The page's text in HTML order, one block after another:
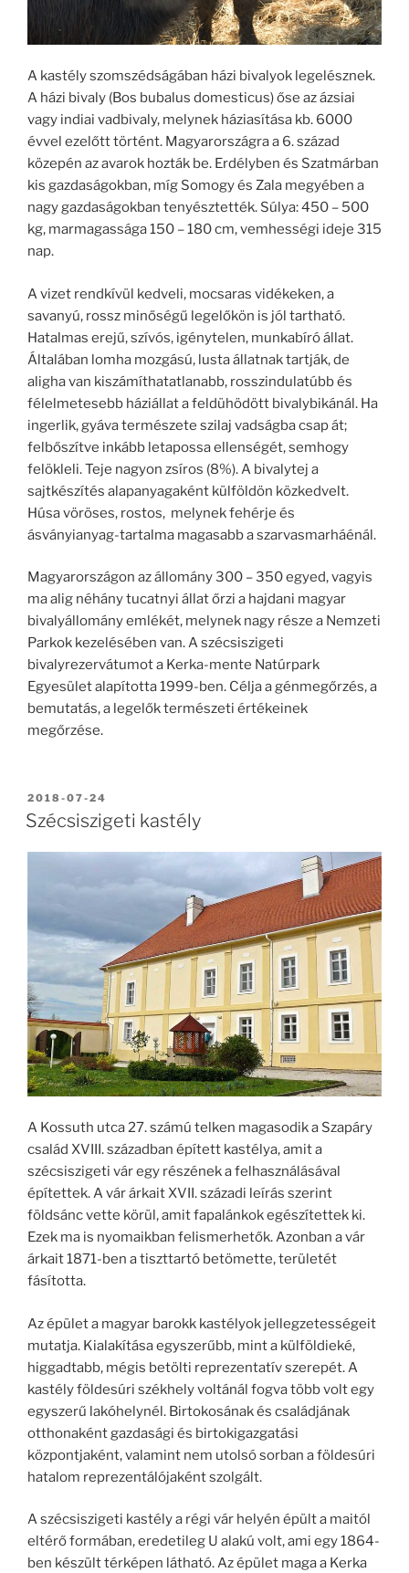
A kastély szomszédságában házi bivalyok legelésznek.
A házi bivaly (Bos bubalus domesticus) őse az ázsiai
vagy indiai vadbivaly, melynek háziasítása kb. 6000
évvel ezelőtt történt. Magyarországra a 6. század
közepén az avarok hozták be. Erdélyben és Szatmárban
kis gazdaságokban, míg Somogy és Zala megyében a
nagy gazdaságokban tenyésztették. Súlya: 450 – 500
kg, marmagassága 150 – 180 cm, vemhességi ideje 315
nap.
A vizet rendkívül kedveli, mocsaras vidékeken, a
savanyú, rossz minőségű legelőkön is jól tartható.
Hatalmas erejű, szívós, igénytelen, munkabíró állat.
Általában lomha mozgású, lusta állatnak tartják, de
aligha van kiszámíthatatlanabb, rosszindulatúbb és
félelmetesebb háziállat a feldühödött bivalybikánál. Ha
ingerlik, gyáva természete szilaj vadságba csap át;
felbőszítve inkább letapossa ellenségét, semhogy
felökleli. Teje nagyon zsíros (8%). A bivalytej a
sajtkészítés alapanyagaként külföldön közkedvelt.
Húsa vöröses, rostos, melynek fehérje és
ásványianyag-tartalma magasabb a szarvasmarháénál.
Magyarországon az állomány 300 – 350 egyed, vagyis
ma alig néhány tucatnyi állat őrzi a hajdani magyar
bivalyállomány emlékét, melynek nagy része a Nemzeti
Parkok kezelésében van. A szécsiszigeti
bivalyrezervátumot a Kerka-mente Natúrpark
Egyesület alapította 1999-ben. Célja a génmegőrzés, a
bemutatás, a legelők természeti értékeinek
megőrzése.
BEKÜLDVE:
2018-07-24
Szécsiszigeti kastély
A Kossuth utca 27. számú telken magasodik a Szapáry
család XVIII. században épített kastélya, amit a
szécsiszigeti vár egy részének a felhasználásával
építettek. A vár árkait XVII. századi leírás szerint
földsánc vette körül, amit fapalánkok egészítettek ki.
Ezek ma is nyomaikban felismerhetők. Azonban a vár
árkait 1871-ben a tiszttartó betömette, területét
fásította.
Az épület a magyar barokk kastélyok jellegzetességeit
mutatja. Kialakítása egyszerűbb, mint a külföldieké,
higgadtabb, mégis betölti reprezentatív szerepét. A
kastély földesúri székhely voltánál fogva több volt egy
egyszerű lakóhelynél. Birtokosának és családjának
otthonaként gazdasági és birtokigazgatási
központjaként, valamint nem utolsó sorban a földesúri
hatalom reprezentálójaként szolgált.
A szécsiszigeti kastély a régi vár helyén épült a maitól
eltérő formában, eredetileg U alakú volt, ami egy 1864-
ben készült térképen látható. Az épület maga a Kerka